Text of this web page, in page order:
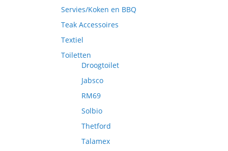
Servies/Koken en BBQ
Teak Accessoires
Textiel
Toiletten
Droogtoilet
Jabsco
RM69
Solbio
Thetford
Talamex